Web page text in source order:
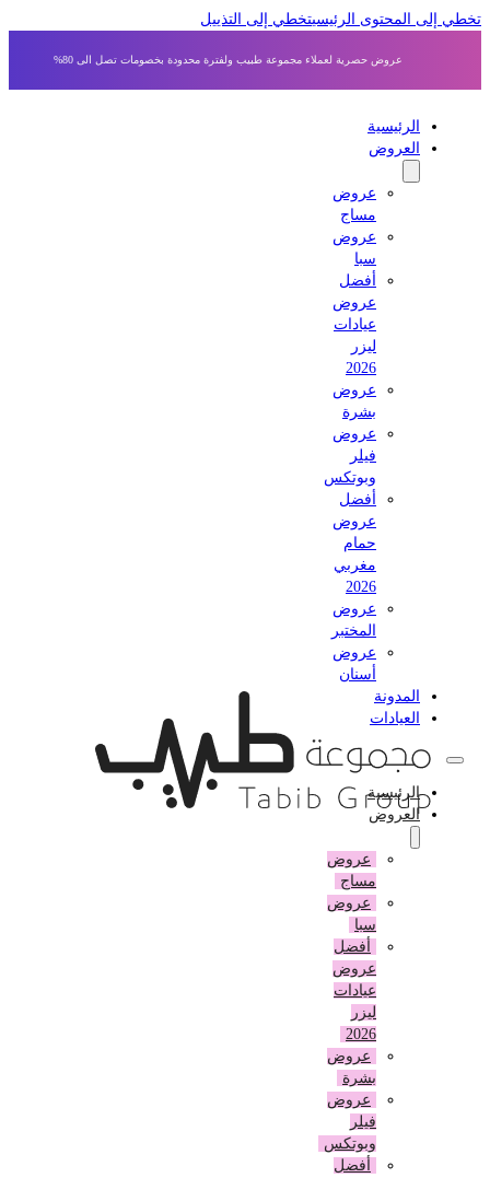
إلى المحتوى الرئيسي تخطي إلى التذييل
عروض حصرية لعملاء مجموعة طبيب ولفترة محدودة بخصومات تصل الى 80%
الرئيسية
العروض
عروض
مساج
عروض
أفضل
عروض
عيادات
عروض
بشرة
عروض
وبوتكس
أفضل
عروض
حمام
مغربي
عروض
المختبر
عروض
أسنان
المدونة
العيادات
الرئيسية
العروض
عروض
مساج
عروض
أفضل
عروض
عيادات
عروض
بشرة
عروض
وبوتكس
أفضل